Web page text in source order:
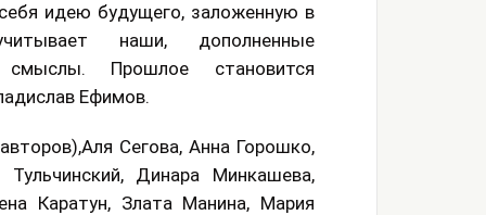
идею будущего, заложенную в
наши, дополненные
смыслы. Прошлое становится
Ефимов.
Сегова, Анна Горошко,
Динара Минкашева,
Каратун, Злата Манина, Мария